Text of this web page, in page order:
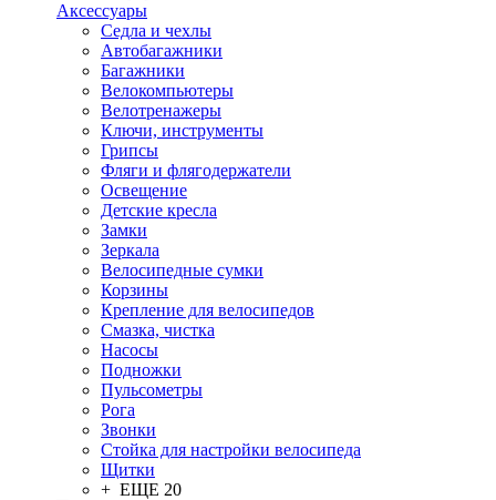
Аксессуары
Седла и чехлы
Автобагажники
Багажники
Велокомпьютеры
Велотренажеры
Ключи, инструменты
Грипсы
Фляги и флягодержатели
Освещение
Детские кресла
Замки
Зеркала
Велосипедные сумки
Корзины
Крепление для велосипедов
Смазка, чистка
Насосы
Подножки
Пульсометры
Рога
Звонки
Стойка для настройки велосипеда
Щитки
+ ЕЩЕ 20